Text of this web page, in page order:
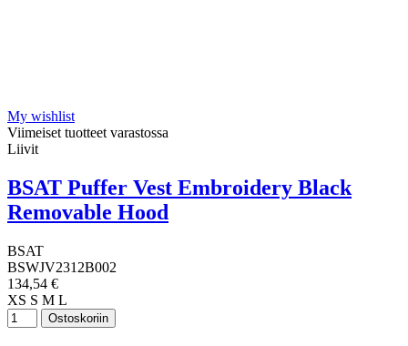
My wishlist
Viimeiset tuotteet varastossa
Liivit
BSAT Puffer Vest Embroidery Black
Removable Hood
BSAT
BSWJV2312B002
134,54 €
XS S M L
Ostoskoriin